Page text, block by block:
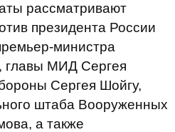
рассматривают
президента России
министра
МИД Сергея
Сергея Шойгу,
штаба Вооруженных
а также